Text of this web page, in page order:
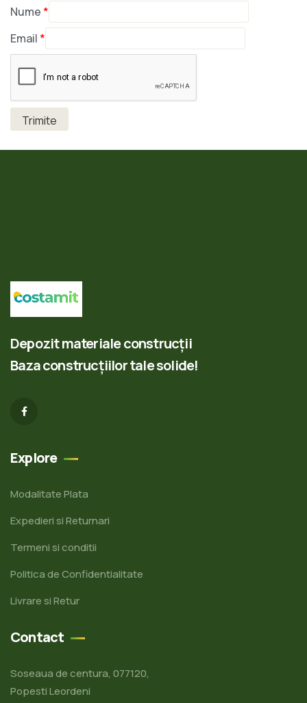
Nume *
Email *
Depozit materiale construcții
Baza construcțiilor tale solide!
Explore
Modalitate Plata
Expedieri si Returnari
Termeni si conditii
Politica de Confidentialitate
Livrare si Retur
Contact
Soseaua de centura, 077120,
Popesti Leordeni